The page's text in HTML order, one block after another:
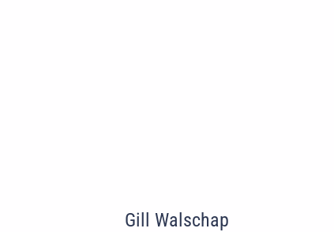
Gill Walschap